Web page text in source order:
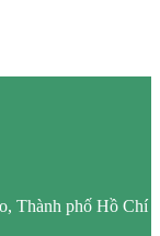
Thành phố Hồ Chí